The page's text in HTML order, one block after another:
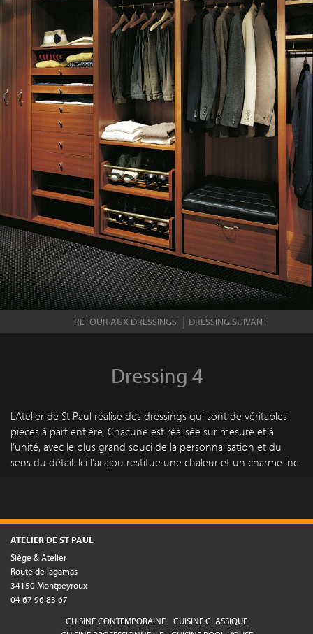
RETOUR AUX DRESSINGS DRESSING SUIVANT
Dressing 4
L’Atelier de St Paul réalise des dressings qui sont de véritables
pièces à part entière. Chacune est réalisée sur mesure et à
l’unité, avec le plus grand souci de la personnalisation et du
sens du détail. Ici l’acajou restitue une chaleur et un charme inc
ATELIER DE ST PAUL
Siège & Atelier
Route de lagamas
34150 Montpeyroux
04 67 96 83 67
CUISINE CONTEMPORAINE
CUISINE CLASSIQUE